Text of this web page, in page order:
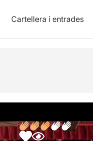
Cartellera i entrades
Opinions